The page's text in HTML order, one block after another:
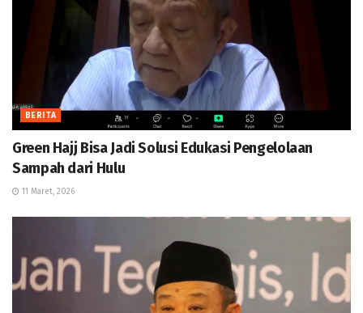
BERITA
Green Hajj Bisa Jadi Solusi Edukasi Pengelolaan
Sampah dari Hulu
11 Maret, 2026